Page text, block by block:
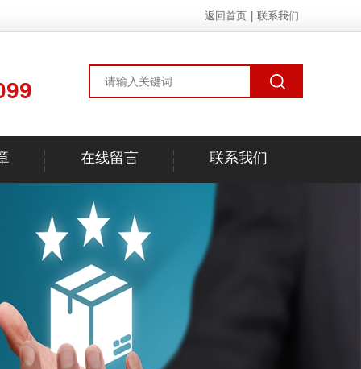
返回首页 联系我们
在线留言 联系我们